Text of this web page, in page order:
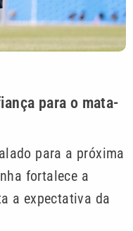
para o mata-
para a próxima
fortalece a
a expectativa da